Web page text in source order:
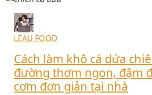
LEAU FOOD
Cách làm khô cá dứa
đường thơm ngon, đậm
cơm đơn giản tại nhà